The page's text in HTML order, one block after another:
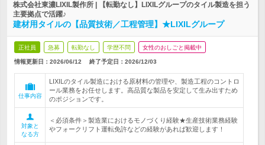
株式会社東濃LIXIL製作所 | 【転勤なし】LIXILグループのタイル製造を担う
主要拠点で活躍♪
建材用タイルの【品質技術／工程管理】★LIXILグループ
正社員 急募 転勤なし 学歴不問 女性のおしごと掲載中
情報更新日：2026/06/12 終了予定日： 2026/12/03
仕事内容
LIXILのタイル製造における原材料の管理や、製造工程のコントロ
ール業務をお任せします。高品質な製品を安定して生み出すため
のポジションです。
対象と
なる方
＜必須条件＞製造業におけるモノづくり経験★生産技術業務経験
やフォークリフト運転免許などの経験があれば歓迎します！